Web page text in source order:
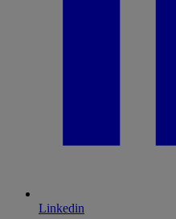
Linkedin